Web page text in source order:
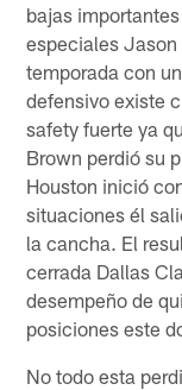
bajas
especiales Jason
temporada con
defensivo existe
safety fuerte ya
Brown perdió su
Houston inició
situaciones él
la cancha. El
cerrada Dallas
desempeño de
posiciones este
No todo esta